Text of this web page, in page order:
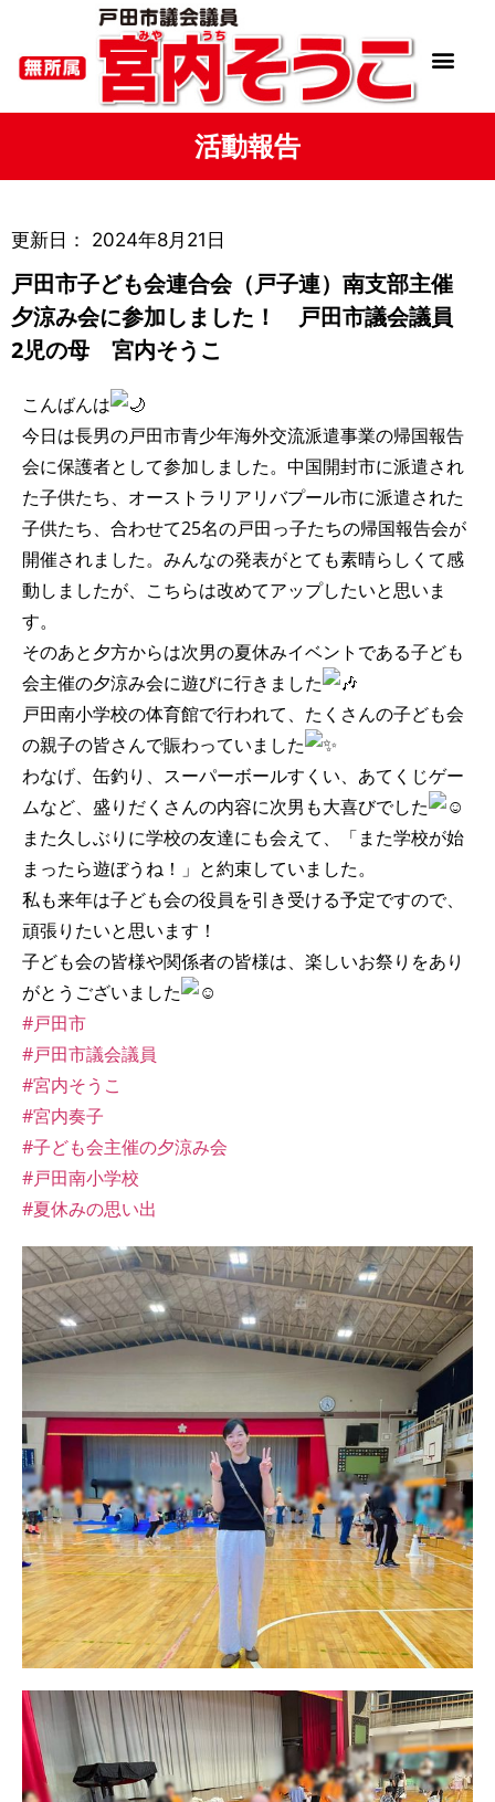
活動報告
更新日： 2024年8月21日
戸田市子ども会連合会（戸子連）南支部主催
夕涼み会に参加しました！ 戸田市議会議員
2児の母 宮内そうこ
こんばんは
今日は長男の戸田市青少年海外交流派遣事業の帰国報告
会に保護者として参加しました。中国開封市に派遣され
た子供たち、オーストラリアリバプール市に派遣された
子供たち、合わせて25名の戸田っ子たちの帰国報告会が
開催されました。みんなの発表がとても素晴らしくて感
動しましたが、こちらは改めてアップしたいと思いま
す。
そのあと夕方からは次男の夏休みイベントである子ども
会主催の夕涼み会に遊びに行きました
戸田南小学校の体育館で行われて、たくさんの子ども会
の親子の皆さんで賑わっていました
わなげ、缶釣り、スーパーボールすくい、あてくじゲー
ムなど、盛りだくさんの内容に次男も大喜びでした
また久しぶりに学校の友達にも会えて、「また学校が始
まったら遊ぼうね！」と約束していました。
私も来年は子ども会の役員を引き受ける予定ですので、
頑張りたいと思います！
子ども会の皆様や関係者の皆様は、楽しいお祭りをあり
がとうございました
#戸田市
#戸田市議会議員
#宮内そうこ
#宮内奏子
#子ども会主催の夕涼み会
#戸田南小学校
#夏休みの思い出